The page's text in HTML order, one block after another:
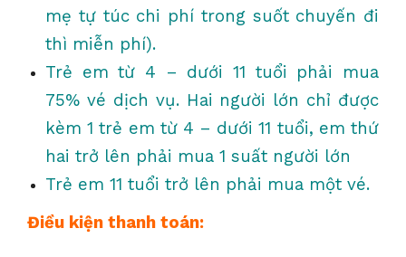
mẹ tự túc chi phí trong suốt chuyến đi
thì miễn phí).
Trẻ em từ 4 – dưới 11 tuổi phải mua
75% vé dịch vụ. Hai người lớn chỉ được
kèm 1 trẻ em từ 4 – dưới 11 tuổi, em thứ
hai trở lên phải mua 1 suất người lớn
Trẻ em 11 tuổi trở lên phải mua một vé.
Điều kiện thanh toán: